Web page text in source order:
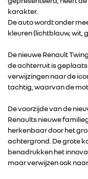
RENAULT GROUP
RENAULT
DACIA
ALPINE
karakter.
De auto wordt onder
kleuren (lichtblauw, wit,
De nieuwe Renault
de achterruit is
verwijzingen naar de
tachtig, waarvan de
De voorzijde van de
Renaults nieuwe
herkenbaar door het
achtergrond. De grote
benadrukken het
maar verwijzen ook